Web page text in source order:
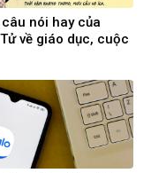
nói hay của
về giáo dục, cuộc